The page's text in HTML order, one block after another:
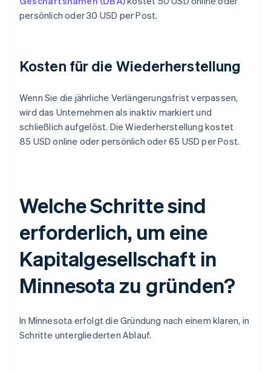
persönlich oder 30 USD per Post.
Kosten für die Wiederherstellung
Wenn Sie die jährliche Verlängerungsfrist verpassen,
wird das Unternehmen als inaktiv markiert und
schließlich aufgelöst. Die Wiederherstellung kostet
85 USD online oder persönlich oder 65 USD per Post.
Welche Schritte sind
erforderlich, um eine
Kapitalgesellschaft in
Minnesota zu gründen?
In Minnesota erfolgt die Gründung nach einem klaren, in
Schritte untergliederten Ablauf.